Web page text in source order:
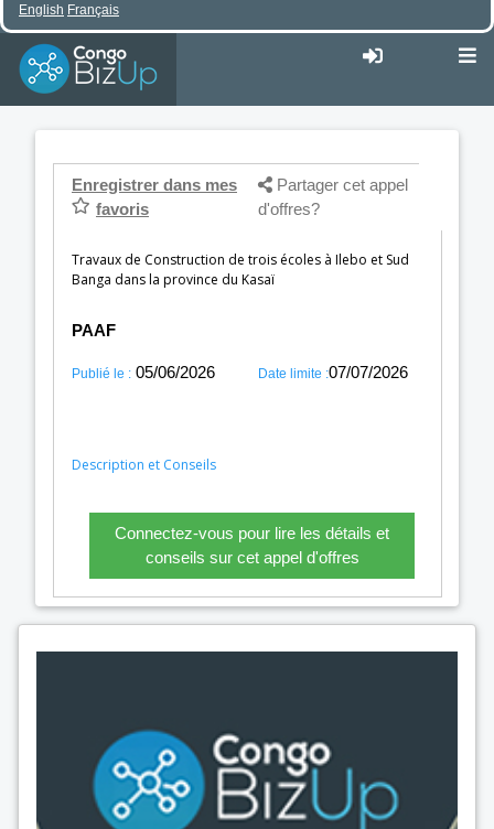
English Français
Enregistrer dans mes
favoris
Partager cet appel
d'offres?
Travaux de Construction de trois écoles à Ilebo et Sud
Banga dans la province du Kasaï
PAAF
Publié le : 05/06/2026 Date limite :07/07/2026
Description et Conseils
Connectez-vous pour lire les détails et
conseils sur cet appel d'offres